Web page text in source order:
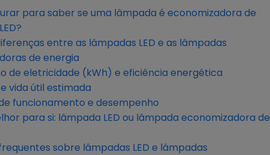
para saber se uma lâmpada é economizadora de
entre as lâmpadas LED e as lâmpadas
de energia
de eletricidade (kWh) e eficiência energética
vida útil estimada
funcionamento e desempenho
para si: lâmpada LED ou lâmpada economizadora de
sobre lâmpadas LED e lâmpadas